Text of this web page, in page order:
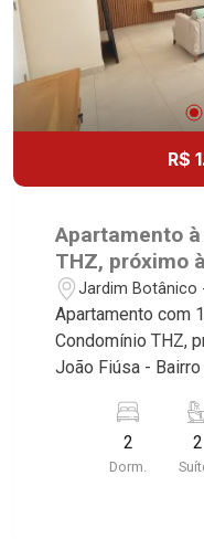
R$
Apartamento
THZ, próximo
João Fiúsa -
Jardim Botânico
Apartamento com
Condomínio THZ,
João Fiúsa -
imóvel que a
para você: - 100m² de área útil - 2 suítes com
armários e ar-
2
Dorm.
2